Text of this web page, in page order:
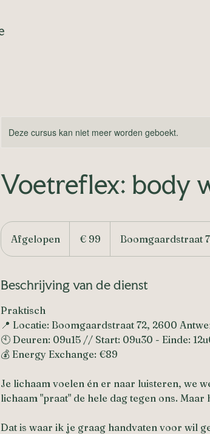
Deze cursus kan niet meer worden geboekt.
Voetreflex: body
Afgelopen
f
e
p
e
n
€ 99 Boomgaardstraat
Beschrijving van de dienst
Praktisch
📍 Locatie: Boomgaardstraat 72, 2600
🕙 Deuren: 09u15 // Start: 09u30 - Einde:
💰 Energy Exchange: €89
Je lichaam voelen én er naar luisteren, we
lichaam "praat" de hele dag tegen ons.
Dat is waar ik je graag handvaten voor wil